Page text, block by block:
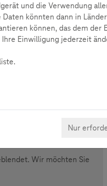
Deeper Learning
Lehrkräfte fragen sich:
Genau deshalb
Was also können wir tun,
Wir möchten Sie
und die Verwendung
könnten dann in
können, das dem der
Einwilligung jederzeit
Nur